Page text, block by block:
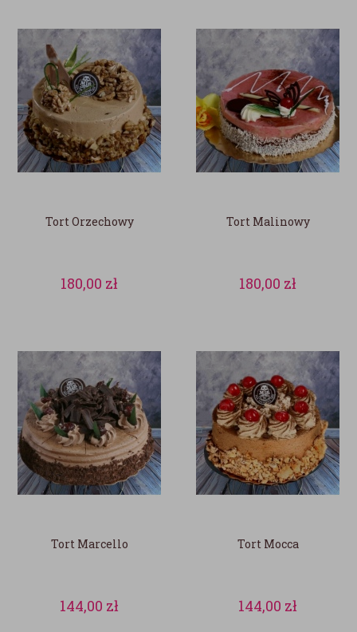
Tort Orzechowy
180,00 zł
Tort Malinowy
180,00 zł
Tort Marcello
144,00 zł
Tort Mocca
144,00 zł